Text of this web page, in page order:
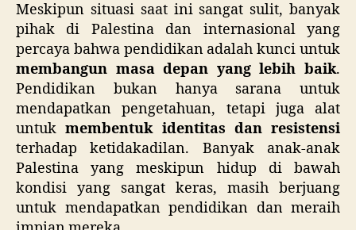
Meskipun situasi saat ini sangat sulit, banyak
pihak di Palestina dan internasional yang
percaya bahwa pendidikan adalah kunci untuk
membangun masa depan yang lebih baik.
Pendidikan bukan hanya sarana untuk
mendapatkan pengetahuan, tetapi juga alat
untukmembentuk identitas dan resistensi
terhadap ketidakadilan. Banyak anak-anak
Palestina yang meskipun hidup di bawah
kondisi yang sangat keras, masih berjuang
untuk mendapatkan pendidikan dan meraih